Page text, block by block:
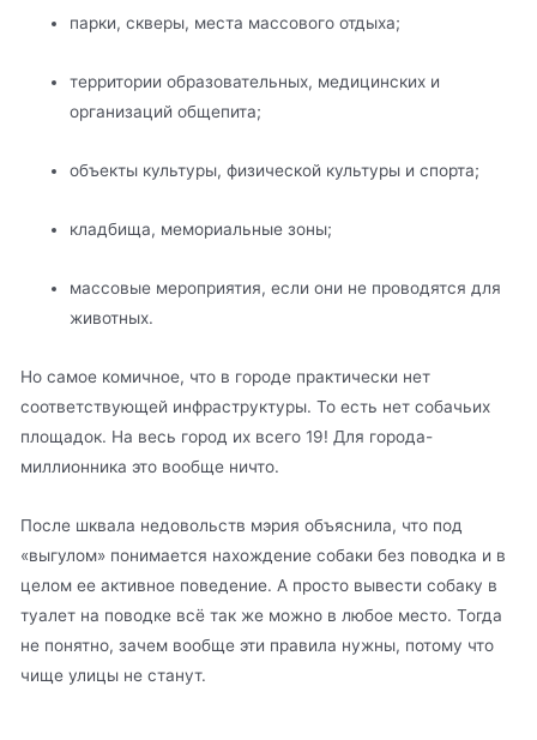
парки, скверы, места массового отдыха;
территории образовательных, медицинских и
организаций общепита;
объекты культуры, физической культуры и спорта;
кладбища, мемориальные зоны;
массовые мероприятия, если они не проводятся для
животных.
Но самое комичное, что в городе практически нет
соответствующей инфраструктуры. То есть нет собачьих
площадок. На весь город их всего 19! Для города-
миллионника это вообще ничто.
После шквала недовольств мэрия объяснила, что под
«выгулом» понимается нахождение собаки без поводка и в
целом ее активное поведение. А просто вывести собаку в
туалет на поводке всё так же можно в любое место. Тогда
не понятно, зачем вообще эти правила нужны, потому что
чище улицы не станут.